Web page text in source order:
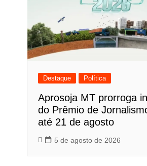
Destaque Política
Aprosoja MT prorroga
do Prêmio de
até 21 de agosto
5 de agosto de 2026